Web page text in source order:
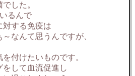
した。
るんで
対する免疫は
なんて思うんですが、
付けたいものです。
をして血流促進し